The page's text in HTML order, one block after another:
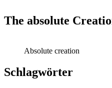
The absolute
Absolute creation
Schlagwörter